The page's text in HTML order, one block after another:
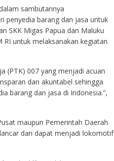
sambutannya
penyedia barang dan jasa untuk
SKK Migas Papua dan Maluku
untuk melaksanakan kegiatan
(PTK) 007 yang menjadi acuan
dan akuntabel sehingga
barang dan jasa di Indonesia.”,
maupun Pemerintah Daerah
dan dapat menjadi lokomotif